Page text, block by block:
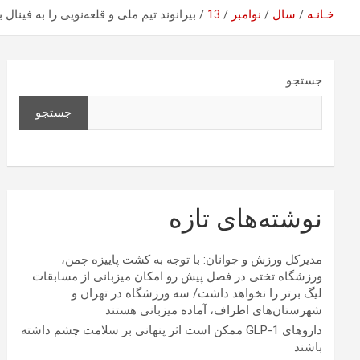
خـانـه سال نوامبر 13 بیرانوند تیم ملی و قلعه‌نویی را به فینال
جستجو
جستجو
نوشته‌های تازه
مدیرکل ورزش و جوانان: با توجه به کشت پاییزه چمن،
ورزشگاه تختی در فصل پیش رو امکان میزبانی از مسابقات
لیگ برتر را نخواهد داشت/ سه ورزشگاه در تهران و
شهرستان‌های اطراف، آماده میزبانی هستند
داروهای GLP-1 ممکن است اثر پنهانی بر سلامت چشم داشته
باشند